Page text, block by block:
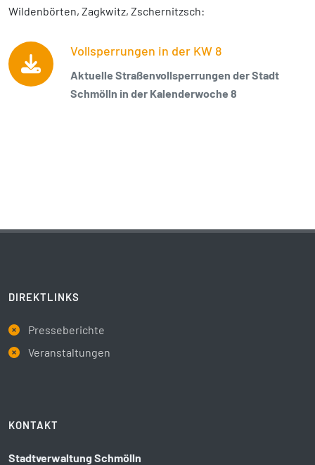
Wildenbörten, Zagkwitz, Zschernitzsch:
Vollsperrungen in der KW 8
Aktuelle Straßenvollsperrungen der Stadt
Schmölln in der Kalenderwoche 8
DIREKTLINKS
Presseberichte
Veranstaltungen
KONTAKT
Stadtverwaltung Schmölln